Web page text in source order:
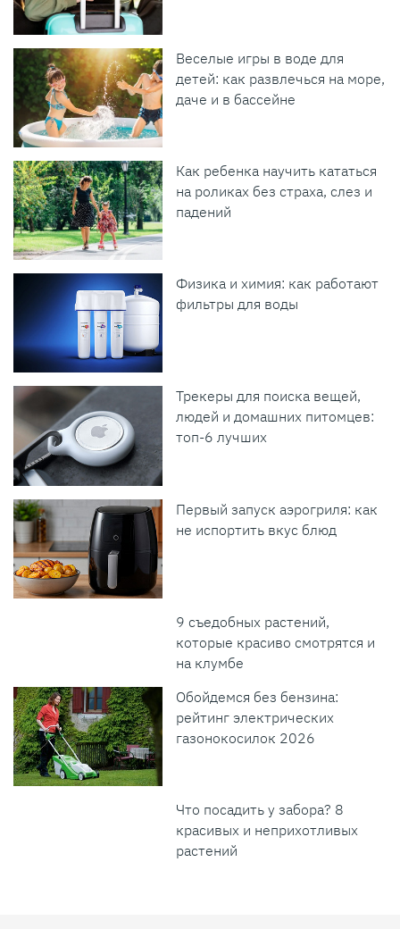
Веселые игры в воде для
детей: как развлечься на море,
даче и в бассейне
Как ребенка научить кататься
на роликах без страха, слез и
падений
Физика и химия: как работают
фильтры для воды
Трекеры для поиска вещей,
людей и домашних питомцев:
топ-6 лучших
Первый запуск аэрогриля: как
не испортить вкус блюд
9 съедобных растений,
которые красиво смотрятся и
на клумбе
Обойдемся без бензина:
рейтинг электрических
газонокосилок 2026
Что посадить у забора? 8
красивых и неприхотливых
растений